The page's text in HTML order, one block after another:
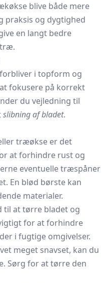
blive både mere
praksis og dygtighed
en langt bedre
i topform og
fokusere på korrekt
du vejledning til
slibning af bladet.
træøkse er det
at forhindre rust og
eventuelle træspåner
En blød børste kan
materialer.
til at tørre bladet og
for at forhindre
i fugtige omgivelser.
meget snavset, kan du
Sørg for at tørre den